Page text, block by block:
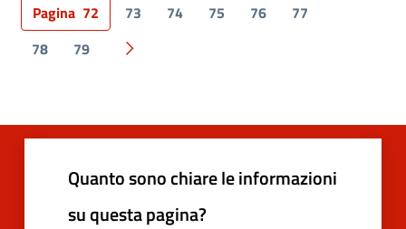
Pagina 72 73 74 75 76
77
78
79 Pagina successiva
Quanto sono chiare le informazioni
su questa pagina?